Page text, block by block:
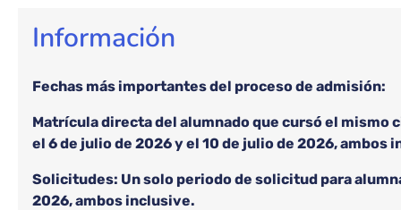
Información
Fechas más importantes del proceso de admisión:
Matrícula directa del alumnado que cursó el
el 6 de julio de 2026 y el 10 de julio de 2026, ambos
Solicitudes: Un solo periodo de solicitud para
2026, ambos inclusive.